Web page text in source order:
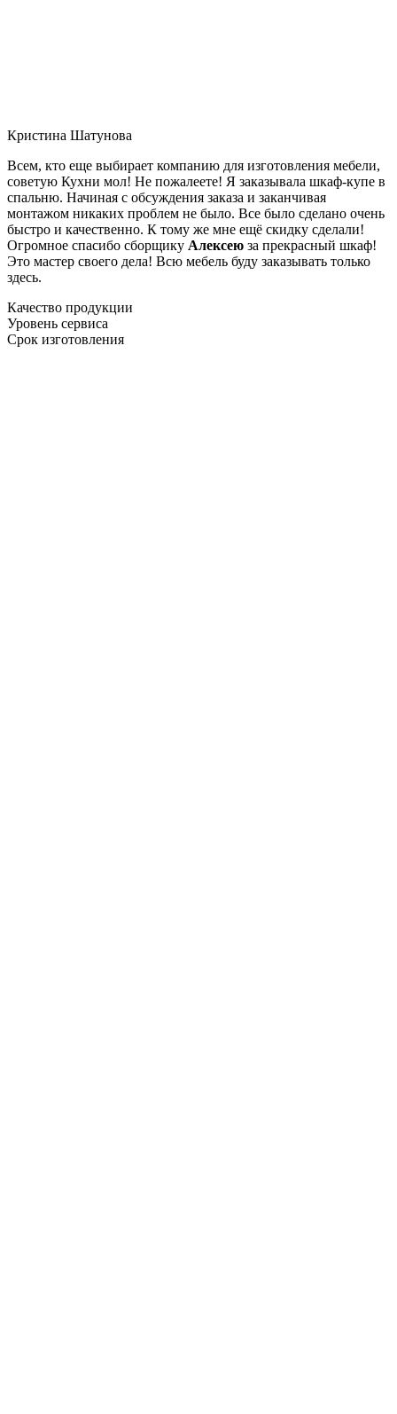
Кристина Шатунова
Всем, кто еще выбирает компанию для изготовления мебели,
советую Кухни мол! Не пожалеете! Я заказывала шкаф-купе в
спальню. Начиная с обсуждения заказа и заканчивая
монтажом никаких проблем не было. Все было сделано очень
быстро и качественно. К тому же мне ещё скидку сделали!
Огромное спасибо сборщику Алексею за прекрасный шкаф!
Это мастер своего дела! Всю мебель буду заказывать только
здесь.
Качество продукции
Уровень сервиса
Срок изготовления